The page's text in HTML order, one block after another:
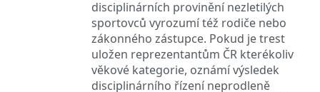
disciplinárních provinění nezletilých
sportovců vyrozumí též rodiče nebo
zákonného zástupce. Pokud je trest
uložen reprezentantům ČR kterékoliv
věkové kategorie, oznámí výsledek
disciplinárního řízení neprodleně